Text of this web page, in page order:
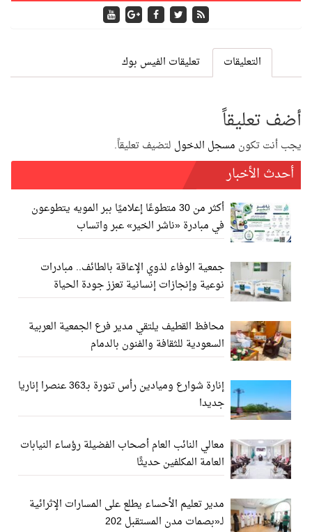
التعليقات تعليقات الفيس بوك
أضف تعليقاً
يجب أنت تكون مسجل الدخول لتضيف تعليقاً.
أحدث الأخبار
أكثر من 30 متطوعًا إعلاميًا ببر المويه يتطوعون
في مبادرة «ناشر الخير» عبر واتساب
جمعية الوفاء لذوي الإعاقة بالطائف.. مبادرات
نوعية وإنجازات إنسانية تعزز جودة الحياة
محافظ القطيف يلتقي مدير فرع الجمعية العربية
السعودية للثقافة والفنون بالدمام
إنارة شوارع وميادين رأس تنورة بـ363 عنصرا إناريا
جديدا
معالي النائب العام أصحاب الفضيلة رؤساء النيابات
العامة المكلفين حديثًا
مدير تعليم الأحساء يطلع على المسارات الإثرائية
لـ«بصمات مدن المستقبل 202